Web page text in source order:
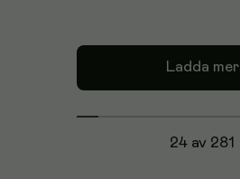
Ladda mer
24 av 281